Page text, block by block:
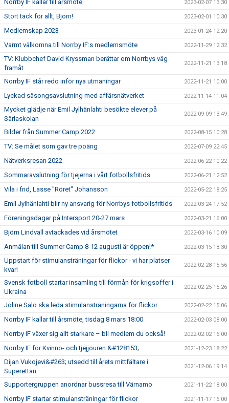
Norrby IF kallar till årsmöte 2023-02-07 13:30
Stort tack för allt, Björn! 2023-02-01 10:30
Medlemskap 2023 2023-01-24 12:20
Varmt välkomna till Norrby IF:s medlemsmöte 2022-11-29 12:32
TV: Klubbchef David Kryssman berättar om Norrbys väg
framåt
2022-11-21 13:18
Norrby IF står redo inför nya utmaningar 2022-11-21 10:00
Lyckad säsongsavslutning med affärsnätverket 2022-11-14 11:04
Mycket glädje när Emil Jylhänlahti besökte elever på
Särlaskolan
2022-09-09 13:49
Bilder från Summer Camp 2022 2022-08-15 10:28
TV: Se målet som gav tre poäng 2022-07-09 22:45
Nätverksresan 2022 2022-06-22 10:22
Sommaravslutning för tjejerna i vårt fotbollsfritids 2022-06-21 12:52
Vila i frid, Lasse "Röret" Johansson 2022-05-22 18:25
Emil Jylhänlahti blir ny ansvarig för Norrbys fotbollsfritids 2022-03-24 17:52
Föreningsdagar på Intersport 20-27 mars 2022-03-21 16:00
Björn Lindvall avtackades vid årsmötet 2022-03-16 10:09
Anmälan till Summer Camp 8-12 augusti är öppen!* 2022-03-15 18:30
Uppstart för stimulansträningar för flickor - vi har platser
kvar!
2022-02-28 15:56
Svensk fotboll startar insamling till förmån för krigsoffer i
Ukraina
2022-02-25 15:26
Joline Salo ska leda stimulansträningarna för flickor 2022-02-22 15:06
Norrby IF kallar till årsmöte, tisdag 8 mars 18:00 2022-02-03 08:00
Norrby IF växer sig allt starkare – bli medlem du också! 2022-02-02 16:00
Norrby IF för Kvinno- och tjejjouren &#128153; 2021-12-23 18:22
Dijan Vukojevi&#263; utsedd till årets mittfältare i
Superettan
2021-12-06 19:14
Supportergruppen anordnar bussresa till Värnamo 2021-11-22 18:00
Norrby IF startar stimulansträningar för flickor 2021-11-17 16:00